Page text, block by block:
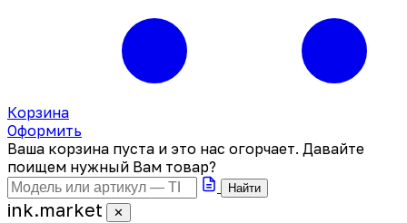
Корзина
Оформить
Ваша корзина пуста и это нас огорчает. Давайте
поищем нужный Вам товар?
Найти
ink.market ✕